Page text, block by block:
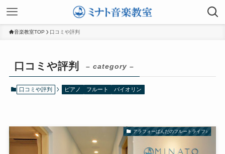
音楽教室TOP 口コミや評判
口コミや評判 – category –
口コミや評判 ピアノ フルート バイオリン
アラフォーぱんだのフルートライフ♪